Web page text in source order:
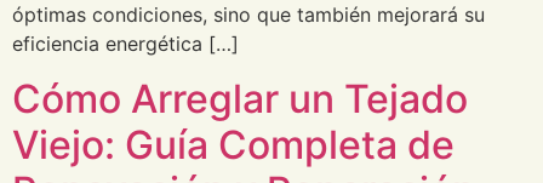
óptimas condiciones, sino que también mejorará su
eficiencia energética […]
Cómo Arreglar un Tejado
Viejo: Guía Completa de